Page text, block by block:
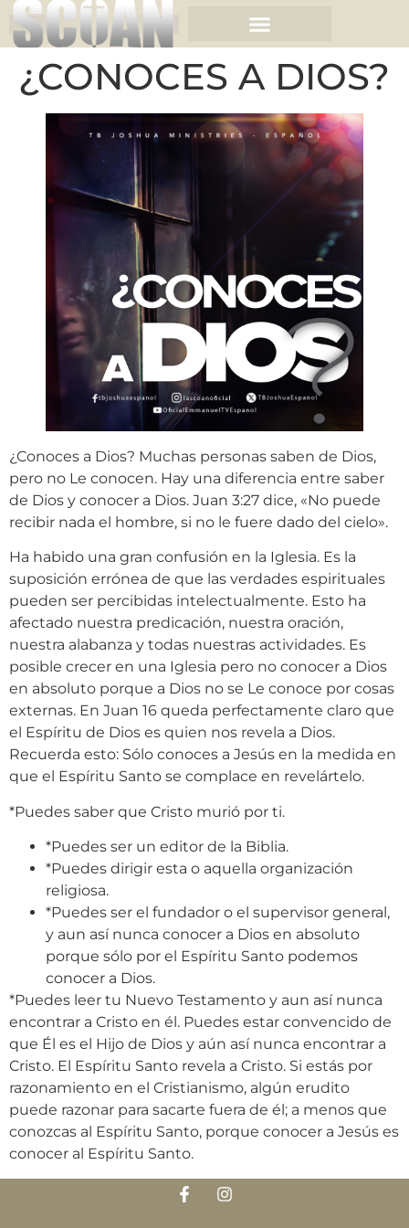
¿CONOCES A DIOS?
¿Conoces a Dios? Muchas personas saben de Dios,
pero no Le conocen. Hay una diferencia entre saber
de Dios y conocer a Dios. Juan 3:27 dice, «No puede
recibir nada el hombre, si no le fuere dado del cielo».
Ha habido una gran confusión en la Iglesia. Es la
suposición errónea de que las verdades espirituales
pueden ser percibidas intelectualmente. Esto ha
afectado nuestra predicación, nuestra oración,
nuestra alabanza y todas nuestras actividades. Es
posible crecer en una Iglesia pero no conocer a Dios
en absoluto porque a Dios no se Le conoce por cosas
externas. En Juan 16 queda perfectamente claro que
el Espíritu de Dios es quien nos revela a Dios.
Recuerda esto: Sólo conoces a Jesús en la medida en
que el Espíritu Santo se complace en revelártelo.
*Puedes saber que Cristo murió por ti.
*Puedes ser un editor de la Biblia.
*Puedes dirigir esta o aquella organización
religiosa.
*Puedes ser el fundador o el supervisor general,
y aun así nunca conocer a Dios en absoluto
porque sólo por el Espíritu Santo podemos
conocer a Dios.
*Puedes leer tu Nuevo Testamento y aun así nunca
encontrar a Cristo en él. Puedes estar convencido de
que Él es el Hijo de Dios y aún así nunca encontrar a
Cristo. El Espíritu Santo revela a Cristo. Si estás por
razonamiento en el Cristianismo, algún erudito
puede razonar para sacarte fuera de él; a menos que
conozcas al Espíritu Santo, porque conocer a Jesús es
conocer al Espíritu Santo.